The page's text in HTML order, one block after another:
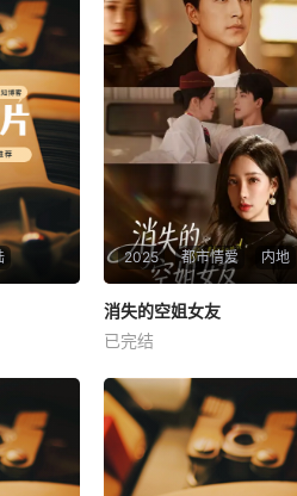
2025 都市情爱 内地
消失的空姐女友
未知
消失的空姐女友
已完结